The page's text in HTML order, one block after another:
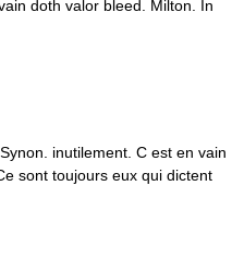
doth valor bleed. Milton. In
inutilement. C est en vain
sont toujours eux qui dictent